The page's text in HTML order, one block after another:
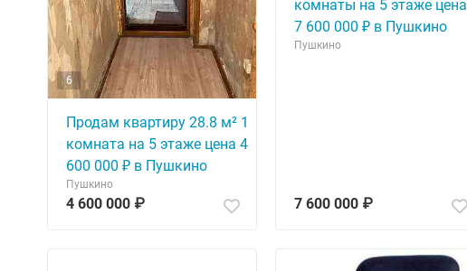
6
Продам квартиру 28.8 м² 1
комната на 5 этаже цена 4
600 000 ₽ в Пушкино
Пушкино
4 600 000 ₽
комнаты на 5 этаже цена
7 600 000 ₽ в Пушкино
Пушкино
7 600 000 ₽